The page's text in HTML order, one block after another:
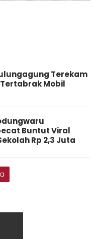
Terekam
Mobil
Buntut Viral
Rp 2,3 Juta